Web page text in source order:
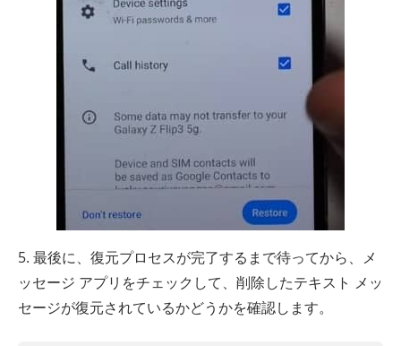
5. 最後に、復元プロセスが完了するまで待ってから、メ
ッセージ アプリをチェックして、削除したテキスト メッ
セージが復元されているかどうかを確認します。